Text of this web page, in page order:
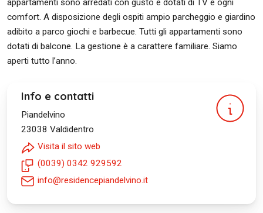
appartamenti sono arredati con gusto e dotati di TV e ogni
comfort. A disposizione degli ospiti ampio parcheggio e giardino
adibito a parco giochi e barbecue. Tutti gli appartamenti sono
dotati di balcone. La gestione è a carattere familiare. Siamo
aperti tutto l’anno.
Info e contatti
Piandelvino
23038 Valdidentro
Visita il sito web
(0039) 0342 929592
info@residencepiandelvino.it